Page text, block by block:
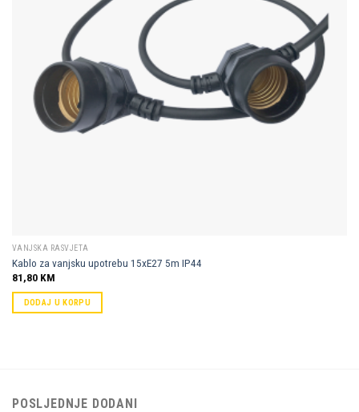
VANJSKA RASVJETA
Kablo za vanjsku upotrebu 15xE27 5m IP44
81,80 KM
DODAJ U KORPU
POSLJEDNJE DODANI